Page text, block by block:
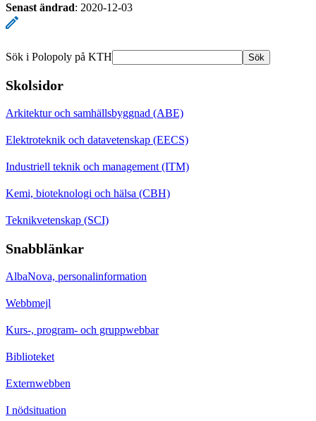
Senast ändrad: 2020-12-03
Sök i Polopoly på KTH Sök
Skolsidor
Arkitektur och samhällsbyggnad (ABE)
Elektroteknik och datavetenskap (EECS)
Industriell teknik och management (ITM)
Kemi, bioteknologi och hälsa (CBH)
Teknikvetenskap (SCI)
Snabblänkar
AlbaNova, personalinformation
Webbmejl
Kurs-, program- och gruppwebbar
Biblioteket
Externwebben
I nödsituation